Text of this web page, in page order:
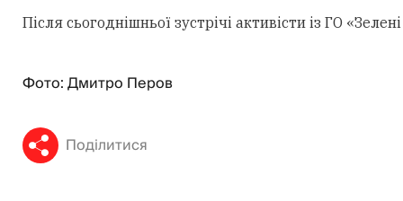
Після сьогоднішньої зустрічі активісти із ГО
Фото: Дмитро Перов
Поділитися